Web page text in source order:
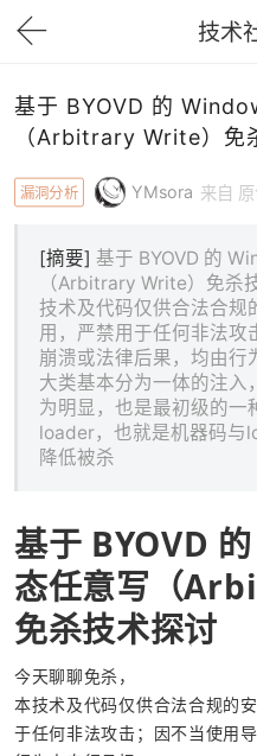
技术
基于 BYOVD 的
（Arbitrary Write）免
漏洞分析 YMsora 来自 原
[摘要] 基于 BYOVD 的
（Arbitrary Write）免杀
技术及代码仅供合法合规
用，严禁用于任何非法攻
崩溃或法律后果，均由行
大类基本分为一体的注入
为明显，也是最初级的一
loader，也就是机器码与
降低被杀
基于 BYOVD
态任意写（
免杀技术探讨
今天聊聊免杀，
本技术及代码仅供合法合规的
于任何非法攻击；因不当使用